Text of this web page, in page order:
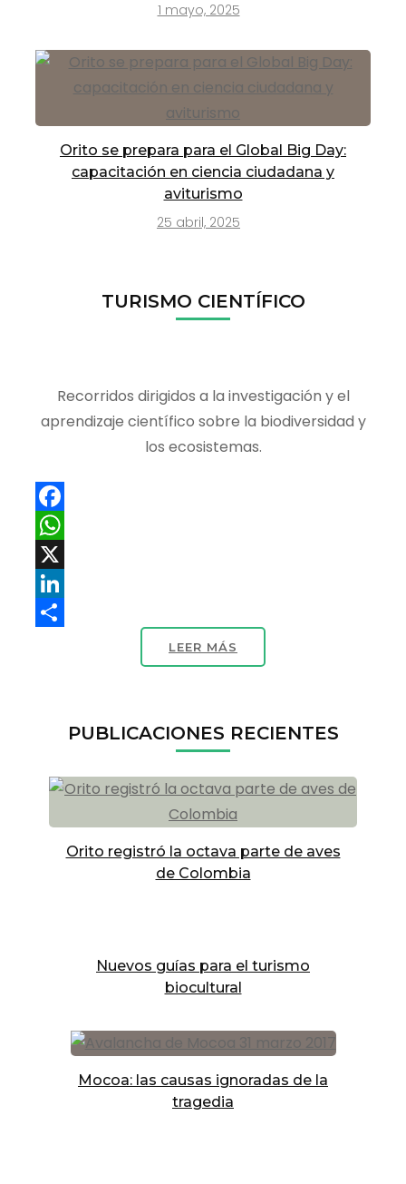
1 mayo, 2025
Orito se prepara para el Global Big Day:
capacitación en ciencia ciudadana y
aviturismo
25 abril, 2025
TURISMO CIENTÍFICO
Recorridos dirigidos a la investigación y el
aprendizaje científico sobre la biodiversidad y
los ecosistemas.
Compartir
LEER MÁS
PUBLICACIONES RECIENTES
Orito registró la octava parte de aves
de Colombia
Nuevos guías para el turismo
biocultural
Mocoa: las causas ignoradas de la
tragedia